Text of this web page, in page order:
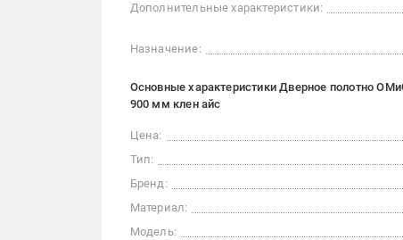
Дополнительные характеристики:
Назначение:
Основные характеристики Дверное полотно
900 мм клен айс
Цена:
Тип:
Бренд:
Материал:
Модель: